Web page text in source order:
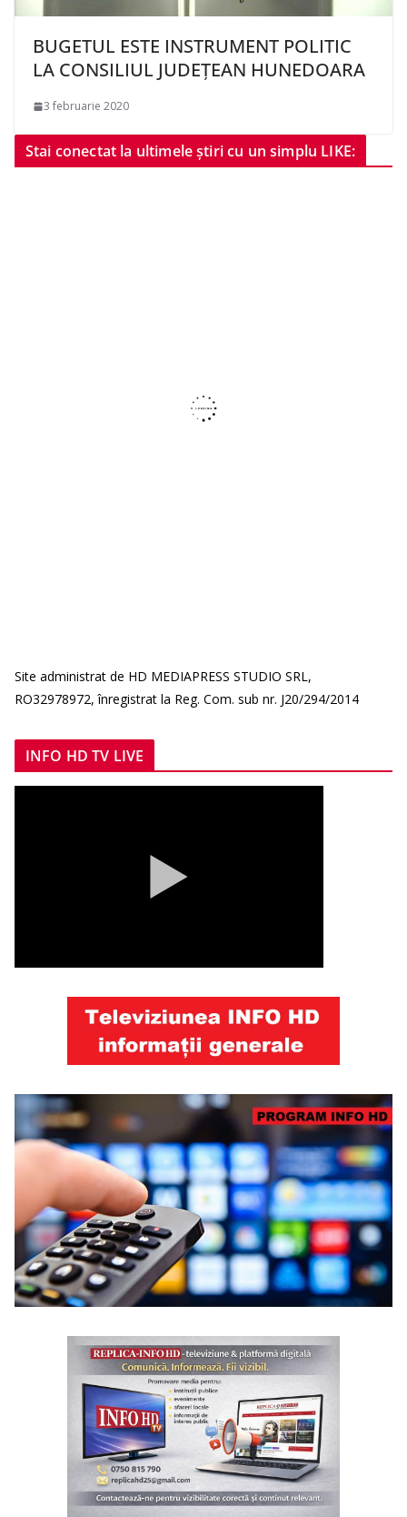
BUGETUL ESTE INSTRUMENT POLITIC
LA CONSILIUL JUDEȚEAN HUNEDOARA
3 februarie 2020
Stai conectat la ultimele știri cu un simplu LIKE:
Site administrat de HD MEDIAPRESS STUDIO SRL,
RO32978972, înregistrat la Reg. Com. sub nr. J20/294/2014
INFO HD TV LIVE